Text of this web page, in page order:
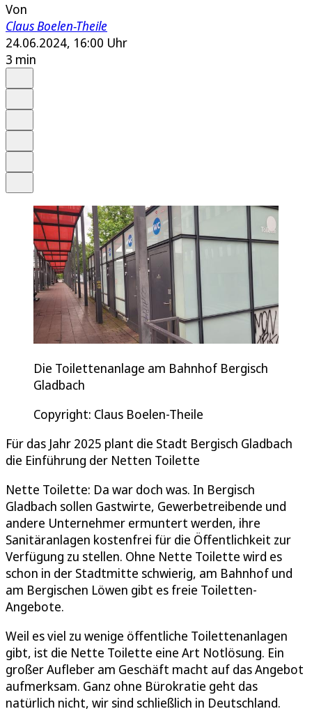
Von
Claus Boelen-Theile
24.06.2024, 16:00 Uhr
3 min
Die Toilettenanlage am Bahnhof Bergisch
Gladbach
Copyright: Claus Boelen-Theile
Für das Jahr 2025 plant die Stadt Bergisch Gladbach
die Einführung der Netten Toilette
Nette Toilette: Da war doch was. In Bergisch
Gladbach sollen Gastwirte, Gewerbetreibende und
andere Unternehmer ermuntert werden, ihre
Sanitäranlagen kostenfrei für die Öffentlichkeit zur
Verfügung zu stellen. Ohne Nette Toilette wird es
schon in der Stadtmitte schwierig, am Bahnhof und
am Bergischen Löwen gibt es freie Toiletten-
Angebote.
Weil es viel zu wenige öffentliche Toilettenanlagen
gibt, ist die Nette Toilette eine Art Notlösung. Ein
großer Aufleber am Geschäft macht auf das Angebot
aufmerksam. Ganz ohne Bürokratie geht das
natürlich nicht, wir sind schließlich in Deutschland.